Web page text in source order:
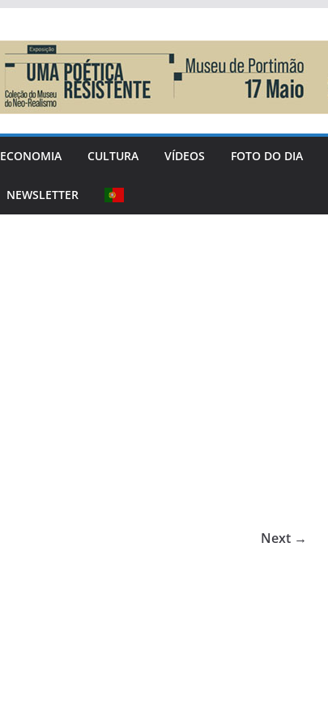
ECONOMIA CULTURA VÍDEOS FOTO DO DIA
NEWSLETTER
Next →